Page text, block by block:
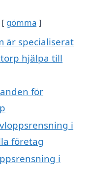
gömma
är specialiserat
hjälpa till
för
i
företag
i